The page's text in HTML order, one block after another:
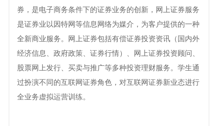
券，是电子商务条件下的证券业务的创新，网上证券服务
是证券业以因特网等信息网络为媒介，为客户提供的一种
全新商业服务。网上证券包括有偿证券投资资讯（国内外
经济信息、政府政策、证券行情）、网上证券投资顾问、
股票网上发行、买卖与推广等多种投资理财服务。学生通
过扮演不同的互联网证券角色，对互联网证券新业态进行
全业务虚拟运营训练。